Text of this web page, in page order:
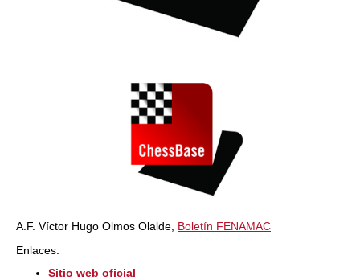
A.F. Víctor Hugo Olmos Olalde, Boletín FENAMAC
Enlaces:
Sitio web oficial